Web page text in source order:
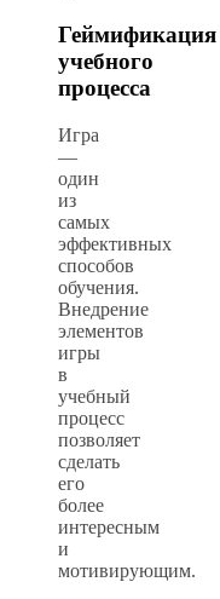
Геймификация
учебного
процесса
Игра
—
один
из
самых
эффективных
способов
обучения.
Внедрение
элементов
игры
в
учебный
процесс
позволяет
сделать
его
более
интересным
и
мотивирующим.